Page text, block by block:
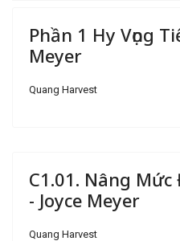
Phần 1 Hy Vọng
Meyer
Quang Harvest
C1.01. Nâng
- Joyce Meyer
Quang Harvest